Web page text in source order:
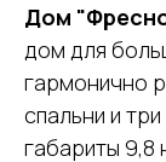
Дом
дом для
гармонично
спальни и
габариты 9,8